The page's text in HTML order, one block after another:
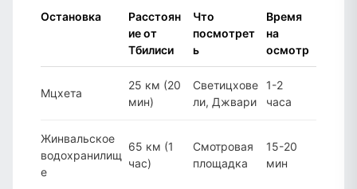
Остановка
Расстоян
ие от
Тбилиси
Что
посмотрет
ь
Время
на
осмотр
Мцхета
25 км (20
мин)
Светицхове
ли, Джвари
1-2
часа
Жинвальское
водохранилищ
е
65 км (1
час)
Смотровая
площадка
15-20
мин